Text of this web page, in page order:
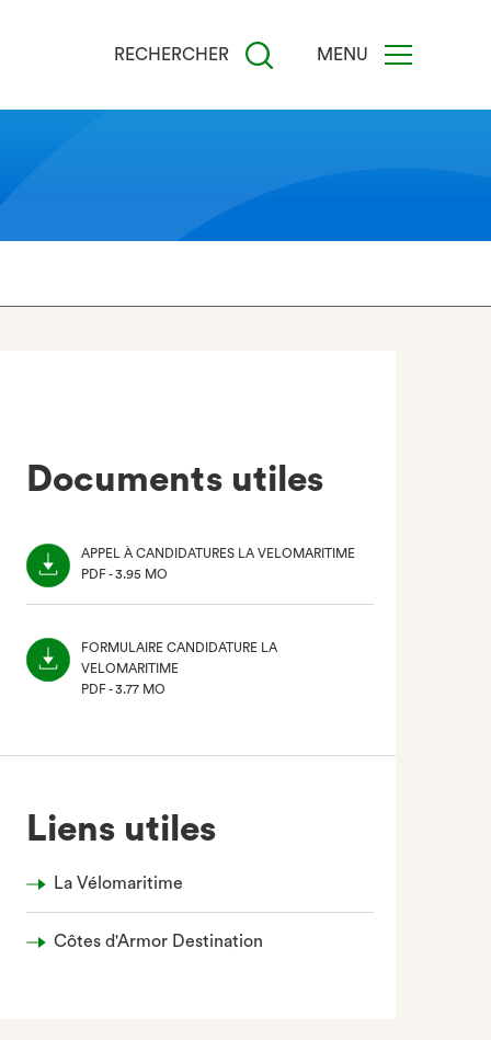
RECHERCHER MENU
Documents utiles
APPEL À CANDIDATURES LA VELOMARITIME
PDF - 3.95 MO
FORMULAIRE CANDIDATURE LA
VELOMARITIME
PDF - 3.77 MO
Liens utiles
La Vélomaritime
Côtes d'Armor Destination